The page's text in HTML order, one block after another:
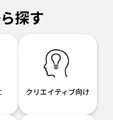
探す
クリエイティブ向け